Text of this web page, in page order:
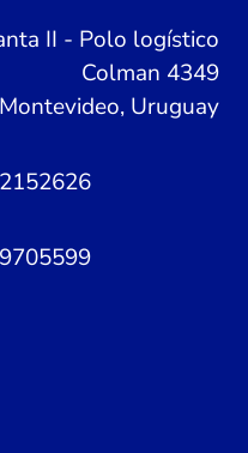
II - Polo logístico
Colman 4349
Montevideo, Uruguay